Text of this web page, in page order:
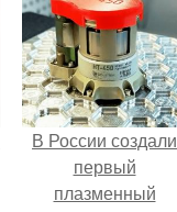
В России создали
первый
плазменный